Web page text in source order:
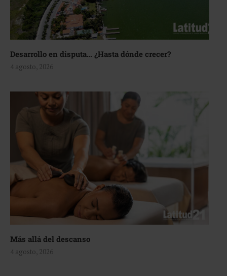
Desarrollo en disputa… ¿Hasta dónde crecer?
4 agosto, 2026
Más allá del descanso
4 agosto, 2026